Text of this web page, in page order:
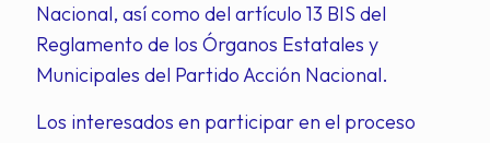
Nacional, así como del artículo 13 BIS del
Reglamento de los Órganos Estatales y
Municipales del Partido Acción Nacional.
Los interesados en participar en el proceso